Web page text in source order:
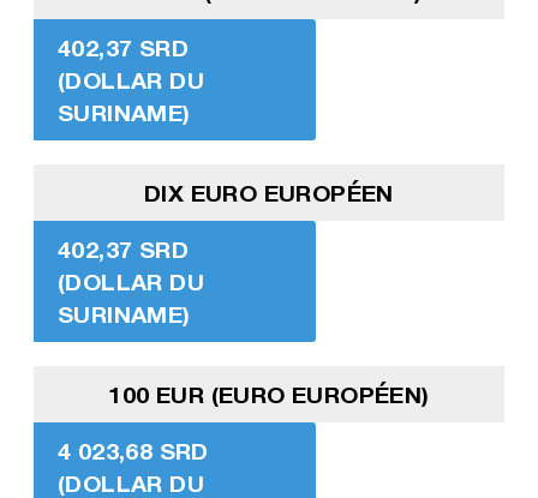
402,37 SRD
(DOLLAR DU
SURINAME)
DIX EURO EUROPÉEN
402,37 SRD
(DOLLAR DU
SURINAME)
100 EUR (EURO EUROPÉEN)
4 023,68 SRD
(DOLLAR DU